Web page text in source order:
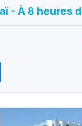
- À 8 heures